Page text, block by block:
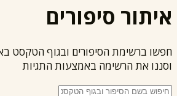
איתור סיפורים
חפשו ברשימת הסיפורים ובגוף הטקסט
וסננו את הרשימה באמצעות התגיות